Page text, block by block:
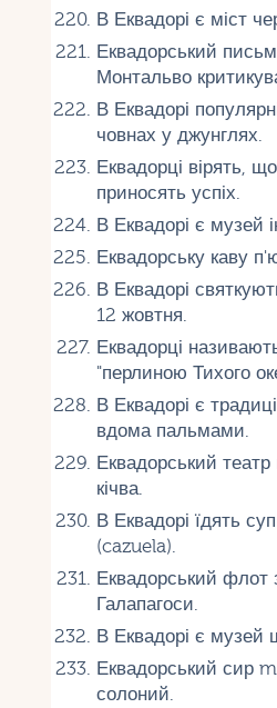
В Еквадорі є міст
Еквадорський
Монтальво
В Еквадорі
човнах у джунглях.
Еквадорці вірять,
приносять успіх.
В Еквадорі є музей
Еквадорську каву
В Еквадорі
12 жовтня.
Еквадорці
"перлиною Тихого
В Еквадорі є
вдома пальмами.
Еквадорський
кічва.
В Еквадорі їдять
(cazuela).
Еквадорський флот
Галапагоси.
В Еквадорі є музей
Еквадорський сир
солоний.